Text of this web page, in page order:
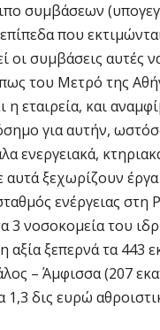
συμβάσεων
που
οι συμβάσεις αυτές
του Μετρό της
η εταιρεία, και
για αυτήν,
ενεργειακά,
ξεχωρίζουν
ενέργειας στη
3 νοσοκομεία του
αξία ξεπερνά τα 443
– Άμφισσα (207
δις ευρώ